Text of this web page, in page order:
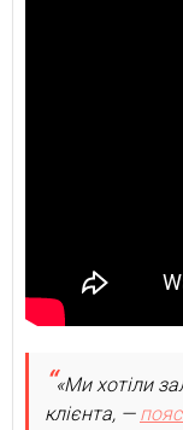
«Ми хотіли
клієнта, —